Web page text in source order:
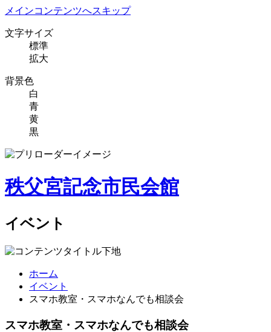
メインコンテンツへスキップ
文字サイズ
標準
拡大
背景色
白
青
黄
黒
秩父宮記念市民会館
イベント
ホーム
イベント
スマホ教室・スマホなんでも相談会
スマホ教室・スマホなんでも相談会